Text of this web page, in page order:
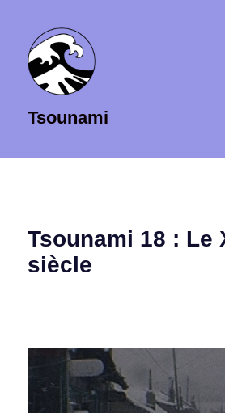
Tsounami
Tsounami 18 : Le
siècle